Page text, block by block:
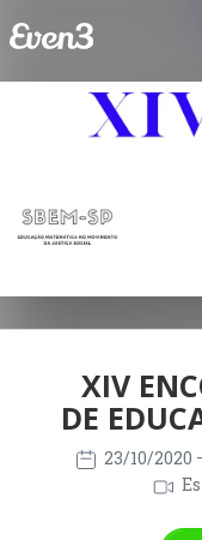
XIV
DE
23/10/2020